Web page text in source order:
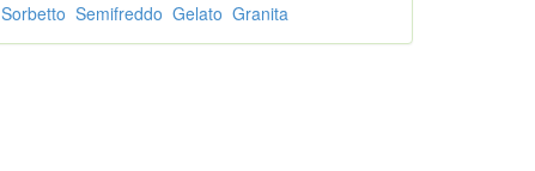
Sorbetto Semifreddo Gelato Granita